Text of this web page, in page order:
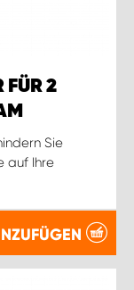
FÜR 2
Sie
auf Ihre